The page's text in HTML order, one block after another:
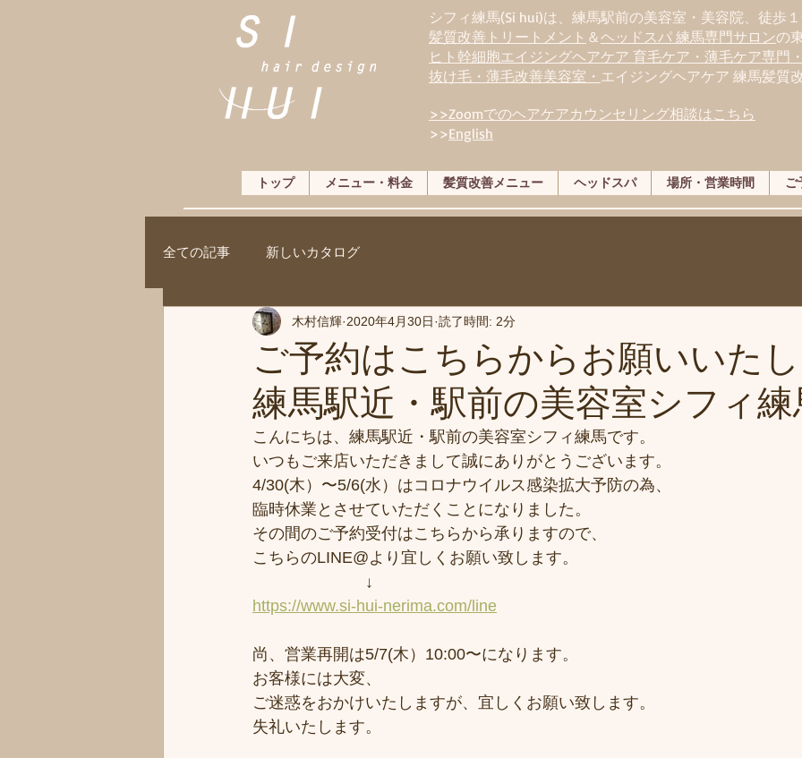
シフィ練馬(Si hui)は、 練馬駅前の美容室・美容院、徒歩
髪質改善トリートメント ＆ヘッドスパ 練馬専門サロンの
ヒト幹細胞エイジングヘアケア 育毛ケア・薄毛ケア専門
抜け毛・薄毛改善美容室・ エイジングヘアケア 練馬髪質
>>Zoomでのヘアケアカウンセリング相談はこちら
>>English
トップ メニュー・料金 髪質改善メニュー ヘッドスパ 場所・営業時間 ご
全ての記事 新しいカタログ
ご予約はこちらからお願いいた
練馬駅近・駅前の美容室シフィ
木村信輝 2020年4月30日 読了時間: 2分
こんにちは、練馬駅近・駅前の美容室シフィ練馬です。
いつもご来店いただきまして誠にありがとうございます。
4/30(木）〜5/6(水）はコロナウイルス感染拡大予防の為、
臨時休業とさせていただくことになりました。
その間のご予約受付はこちらから承りますので、
こちらのLINE@より宜しくお願い致します。
↓
https://www.si-hui-nerima.com/line
尚、営業再開は5/7(木）10:00〜になります。
お客様には大変、
ご迷惑をおかけいたしますが、宜しくお願い致します。
失礼いたします。